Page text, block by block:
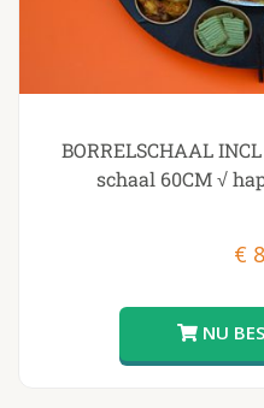
BORRELSCHAAL
schaal 60CM √
€